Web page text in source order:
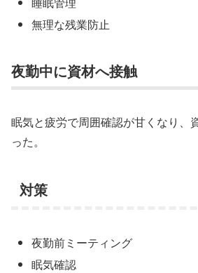
無理な残業防止
夜勤中に資材へ接触
眠気と疲労で周囲確認が甘くなり、
った。
対策
夜勤前ミーティング
眠気確認